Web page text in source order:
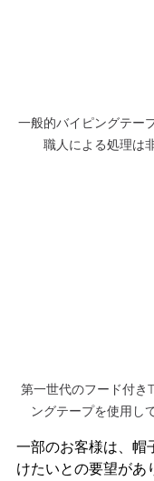
一般的バイピングテー
職人による処理は
第一世代のフード付き
ングテープを使用し
一部のお客様は、帽
けたいとの要望があ